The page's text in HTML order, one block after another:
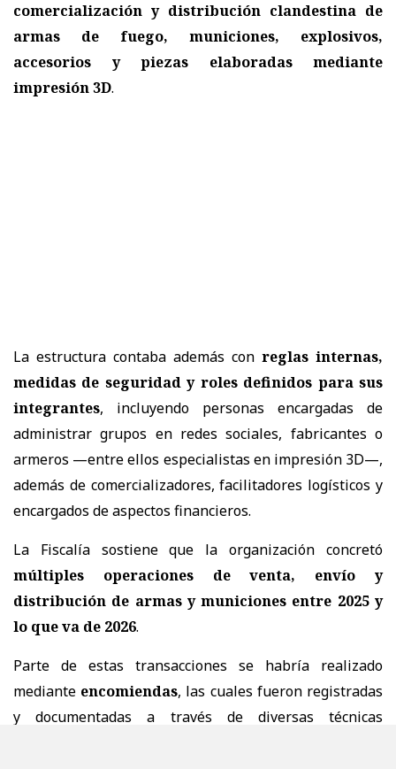
comercialización y distribución clandestina de
armas de fuego, municiones, explosivos,
accesorios y piezas elaboradas mediante
impresión 3D.
La estructura contaba además con reglas internas,
medidas de seguridad y roles definidos para sus
integrantes, incluyendo personas encargadas de
administrar grupos en redes sociales, fabricantes o
armeros —entre ellos especialistas en impresión 3D—,
además de comercializadores, facilitadores logísticos y
encargados de aspectos financieros.
La Fiscalía sostiene que la organización concretó
múltiples operaciones de venta, envío y
distribución de armas y municiones entre 2025 y
lo que va de 2026.
Parte de estas transacciones se habría realizado
mediante encomiendas, las cuales fueron registradas
y documentadas a través de diversas técnicas